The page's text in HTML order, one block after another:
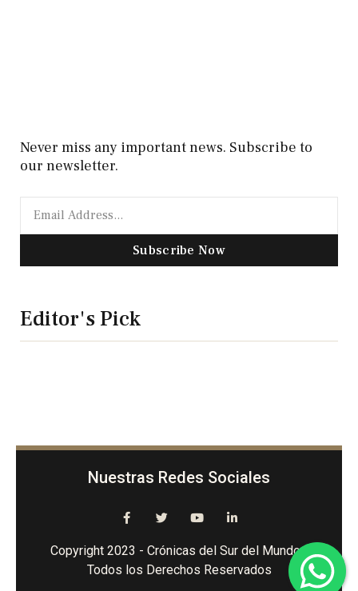
Never miss any important news. Subscribe to
our newsletter.
Subscribe Now
Editor's Pick
Nuestras Redes Sociales
Copyright 2023 - Crónicas del Sur del Mundo -
Todos los Derechos Reservados